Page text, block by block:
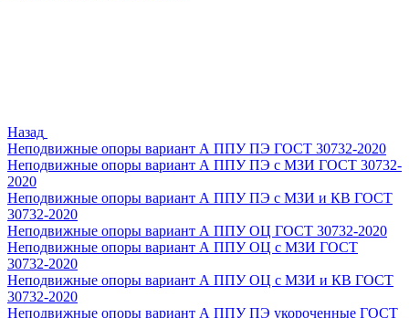
Назад
Неподвижные опоры вариант А ППУ ПЭ ГОСТ 30732-2020
Неподвижные опоры вариант А ППУ ПЭ с МЗИ ГОСТ 30732-
2020
Неподвижные опоры вариант А ППУ ПЭ с МЗИ и КВ ГОСТ
30732-2020
Неподвижные опоры вариант А ППУ ОЦ ГОСТ 30732-2020
Неподвижные опоры вариант А ППУ ОЦ с МЗИ ГОСТ
30732-2020
Неподвижные опоры вариант А ППУ ОЦ с МЗИ и КВ ГОСТ
30732-2020
Неподвижные опоры вариант А ППУ ПЭ укороченные ГОСТ